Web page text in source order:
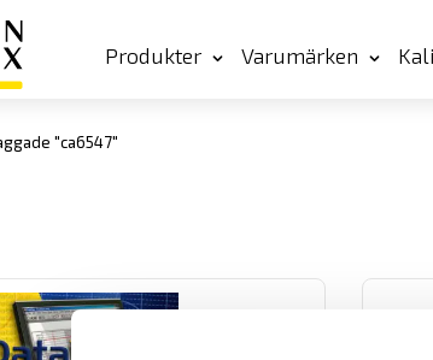
Produkter Varumärken
"ca6547"